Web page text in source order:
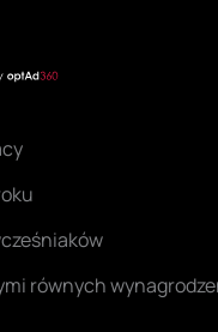
równych